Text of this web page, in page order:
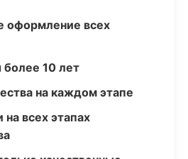
оформление всех
10 лет
на каждом этапе
на всех этапах